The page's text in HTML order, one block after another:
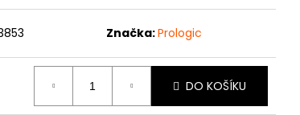
Značka:Prologic
DO KOŠÍKU